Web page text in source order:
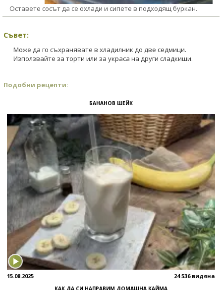
Оставете сосът да се охлади и сипете в подходящ буркан.
Съвет:
Може да го съхранявате в хладилник до две седмици.
Използвайте за торти или за украса на други сладкиши.
Подобни рецепти:
БАНАНОВ ШЕЙК
15.08.2025 24 536 видяна
КАК ДА СИ НАПРАВИМ ДОМАШНА КАЙМА